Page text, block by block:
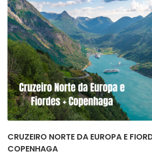
CRUZEIRO NORTE DA EUROPA E
COPENHAGA